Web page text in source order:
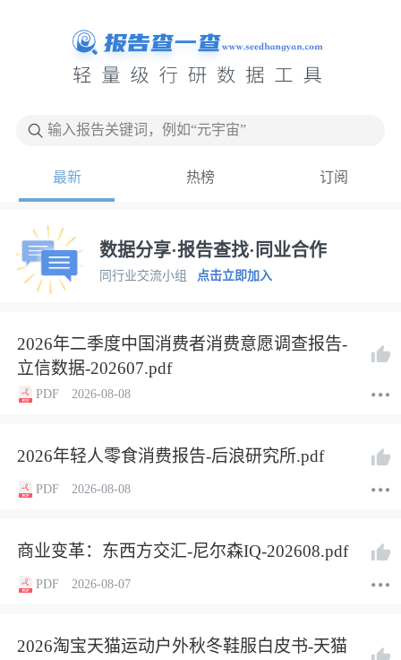
输入报告关键词，例如“元宇宙”
最新 热榜 订阅
数据分享·报告查找·同业合作
同行业交流小组 点击立即加入
2026年二季度中国消费者消费意愿调查报告-
立信数据-202607.pdf
PDF 2026-08-08
2026年轻人零食消费报告-后浪研究所.pdf
PDF 2026-08-08
商业变革：东西方交汇-尼尔森IQ-202608.pdf
PDF 2026-08-07
2026淘宝天猫运动户外秋冬鞋服白皮书-天猫